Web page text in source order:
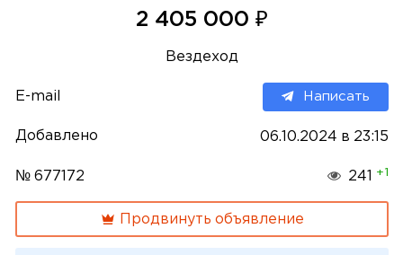
2 405 000 ₽
Вездеход
E-mail Написать
Добавлено 06.10.2024 в 23:15
№ 677172 241 +1
Продвинуть объявление